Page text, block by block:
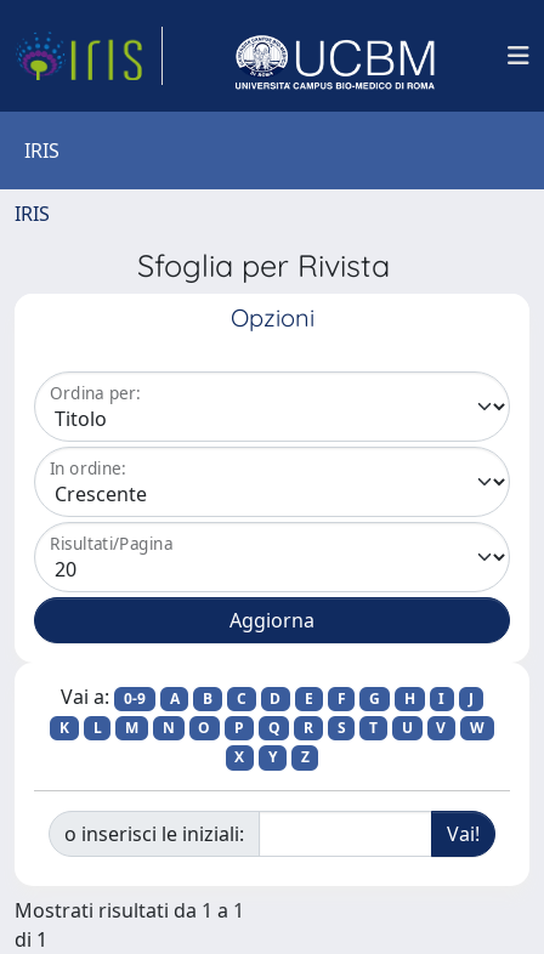
IRIS
IRIS
Sfoglia per Rivista
Opzioni
Ordina per:
In ordine:
Risultati/Pagina
Vai a: 0-9 A B C D E F G H I
J
K
L M N O P Q R S T U V
W
X
Y Z
o inserisci le iniziali:
Mostrati risultati da 1 a 1
di 1